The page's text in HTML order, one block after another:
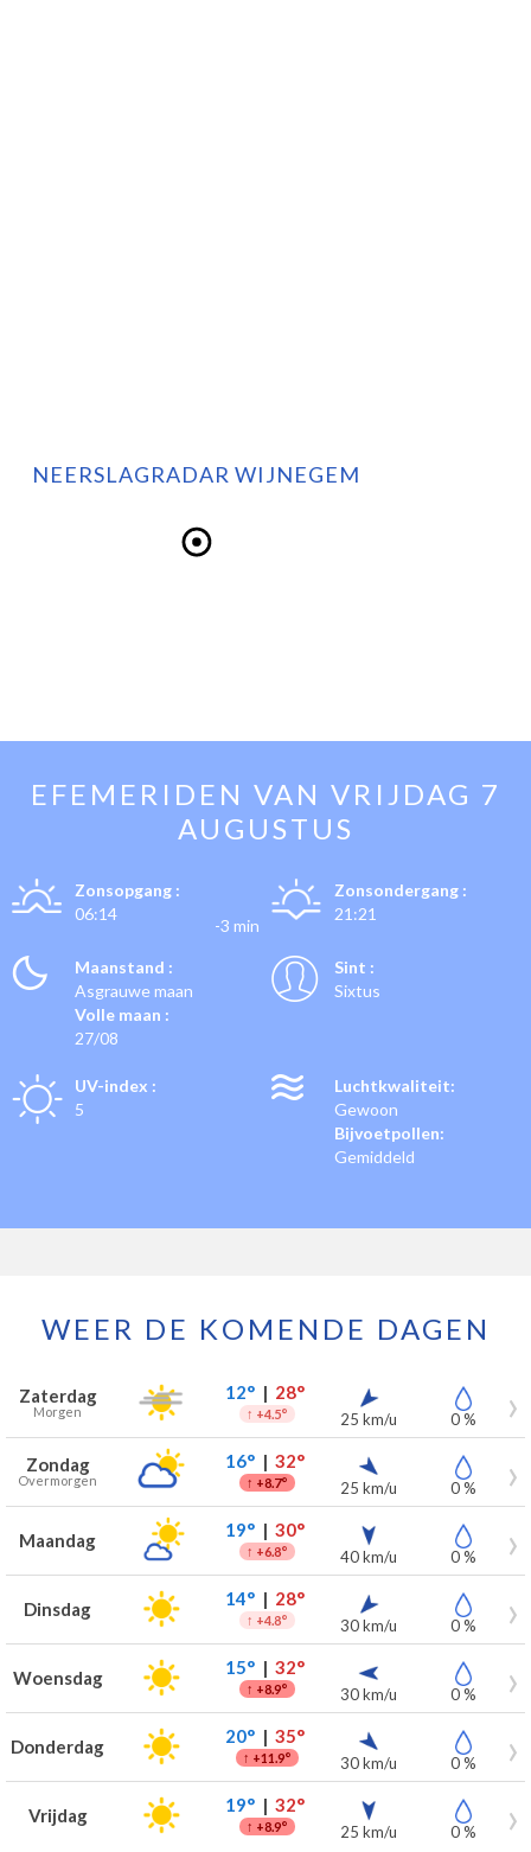
NEERSLAGRADAR WIJNEGEM
EFEMERIDEN VAN VRIJDAG 7
AUGUSTUS
Zonsopgang :
06:14
-3 min
Zonsondergang :
21:21
Maanstand :
Asgrauwe maan
Volle maan :
27/08
Sint :
Sixtus
UV-index :
5
Luchtkwaliteit:
Gewoon
Bijvoetpollen:
Gemiddeld
WEER DE KOMENDE DAGEN
Weersverwachting voor Wijnegem voor de komende 7 dagen
Dag Weer Temperaturen Wind Neerslag
Zaterdag
Morgen
12°| 28°
↑ +4.5° 25 km/u 0 %
Zondag
Overmorgen
16°| 32°
↑ +8.7° 25 km/u 0 %
Maandag 19°| 30°
↑ +6.8° 40 km/u 0 %
Dinsdag 14°| 28°
↑ +4.8° 30 km/u 0 %
Woensdag 15°| 32°
↑ +8.9° 30 km/u 0 %
Donderdag 20°| 35°
↑ +11.9° 30 km/u 0 %
Vrijdag 19°| 32°
↑ +8.9° 25 km/u 0 %